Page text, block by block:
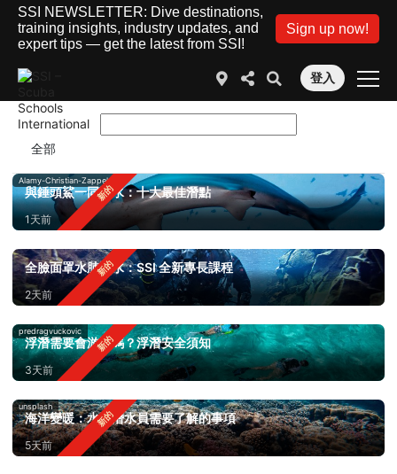
SSI NEWSLETTER: Dive destinations,
training insights, industry updates, and
expert tips — get the latest from SSI!
Sign up now!
登入
Alamy-Christian-Zappel
與錘頭鯊一同潛水：十大最佳潛點
1天前
全臉面罩水肺潛水：SSI 全新專長課程
2天前
predragvuckovic
浮潛需要會游泳嗎？浮潛安全須知
3天前
unsplash
海洋變暖：水肺潛水員需要了解的事項
5天前